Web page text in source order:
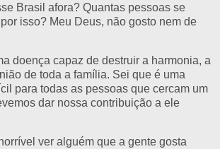
Brasil afora? Quantas pessoas se
isso? Meu Deus, não gosto nem de
doença capaz de destruir a harmonia, a
de toda a família. Sei que é uma
para todas as pessoas que cercam um
dar nossa contribuição a ele
ver alguém que a gente gosta